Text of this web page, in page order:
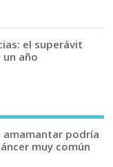
el superávit
año
amamantar podría
muy común